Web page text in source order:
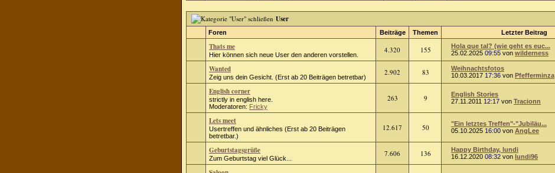
User
Foren Beiträge Themen Letzter Beitrag
Thats me
Hier können sich neue User den anderen vorstellen.
4.320 155
Hola que tal? (wie geht es euc...
25.02.2025 09:55 von wilderness
Wanted
Zeig uns dein Gesicht. (Erst ab 20 Beiträgen betretbar)
2.902 83
Weihnachtsfotos
10.03.2017 17:36 von Pfefferminza
English corner
strictly in english here.
Moderatoren: Fricky
263 9
English Stories
27.11.2011 12:17 von Tracionn
Lets meet
Usertreffen und ähnliches (Erst ab 20 Beiträgen
betretbar.)
12.617 50
"Ein letztes Treffen"-"Jubiläu...
05.10.2025 16:00 von AngLee
Geburtstagsgrüße
Zum Geburtstag viel Glück...
7.606 136
Happy Birthday, lundi
16.12.2020 08:32 von lundi96